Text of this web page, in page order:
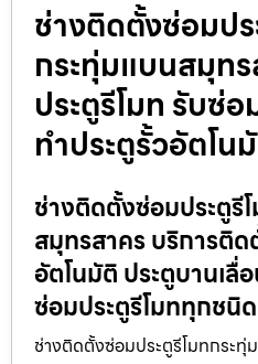
ช่างติดตั้งซ่อมปร
กระทุ่มแบนสมุท
ประตูรีโมท รับซ่
ทำประตูรั้วอัตโน
ช่างติดตั้งซ่อมประตูรี
สมุทรสาคร บริการติด
อัตโนมัติ ประตูบานเลื่
ซ่อมประตูรีโมททุกชนิด
ช่างติดตั้งซ่อมประตูรีโมทกระ